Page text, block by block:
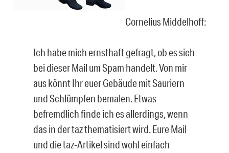
Cornelius Middelhoff:
Ich habe mich ernsthaft gefragt, ob es sich
bei dieser Mail um Spam handelt. Von mir
aus könnt Ihr euer Gebäude mit Sauriern
und Schlümpfen bemalen. Etwas
befremdlich finde ich es allerdings, wenn
das in der taz thematisiert wird. Eure Mail
und die taz-Artikel sind wohl einfach